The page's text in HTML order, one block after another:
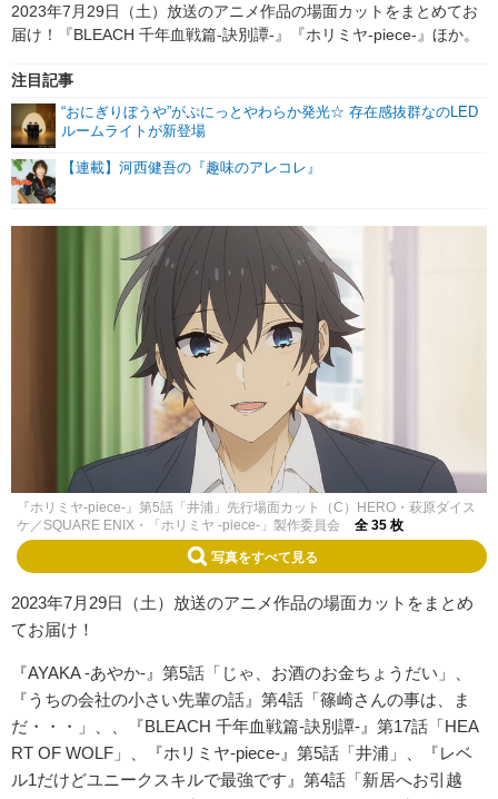
舞台 新帝スタ
編集部ブログ・お知らせ
2023年7月29日（土）放送のアニメ作品の場面カットをまとめてお
届け！『BLEACH 千年血戦篇-訣別譚-』『ホリミヤ-piece-』ほか。
注目記事
“おにぎりぼうや”がぷにっとやわらか発光☆ 存在感抜群なのLED
ルームライトが新登場
【連載】河西健吾の『趣味のアレコレ』
『ホリミヤ-piece-』第5話「井浦」先行場面カット（C）HERO・萩原ダイス
ケ／SQUARE ENIX・「ホリミヤ -piece-」製作委員会
全 35 枚
写真をすべて見る
2023年7月29日（土）放送のアニメ作品の場面カットをまとめ
てお届け！
『AYAKA ‐あやか‐』第5話「じゃ、お酒のお金ちょうだい」、
『うちの会社の小さい先輩の話』第4話「篠崎さんの事は、ま
だ・・・」、、『BLEACH 千年血戦篇-訣別譚-』第17話「HEA
RT OF WOLF」、『ホリミヤ-piece-』第5話「井浦」、『レベ
ル1だけどユニークスキルで最強です』第4話「新居へお引越